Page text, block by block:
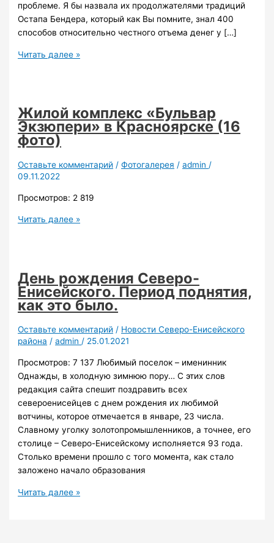
проблеме. Я бы назвала их продолжателями традиций
Остапа Бендера, который как Вы помните, знал 400
способов относительно честного отъема денег у […]
Современные
Читать далее »
Жилой комплекс «Бульвар
Экзюпери» в Красноярске (16
фото)
Оставьте комментарий /Фотогалерея /admin /
09.11.2022
Просмотров: 2 819
Жилой
в
Красноярске
(16
фото)
Читать далее »
День рождения Северо-
Енисейского. Период поднятия,
как это было.
Оставьте комментарий / Новости Северо-Енисейского
района /admin/ 25.01.2021
Просмотров: 7 137 Любимый поселок – именинник
Однажды, в холодную зимнюю пору… С этих слов
редакция сайта спешит поздравить всех
североенисейцев с днем рождения их любимой
вотчины, которое отмечается в январе, 23 числа.
Славному уголку золотопромышленников, а точнее, его
столице – Северо-Енисейскому исполняется 93 года.
Столько времени прошло с того момента, как стало
заложено начало образования
День
Читать далее »